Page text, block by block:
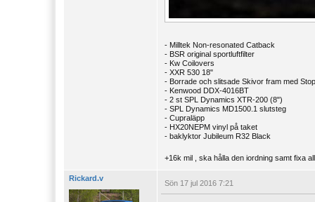
- Milltek Non-resonated Catback
- BSR original sportluftfilter
- Kw Coilovers
- XXR 530 18"
- Borrade och slitsade Skivor fram med
- Kenwood DDX-4016BT
- 2 st SPL Dynamics XTR-200 (8")
- SPL Dynamics MD1500.1 slutsteg
- Cupraläpp
- HX20NEPM vinyl på taket
- baklyktor Jubileum R32 Black
+16k mil , ska hålla den iordning samt fixa
Rickard.v
Sön 17 jul 2016 7:21